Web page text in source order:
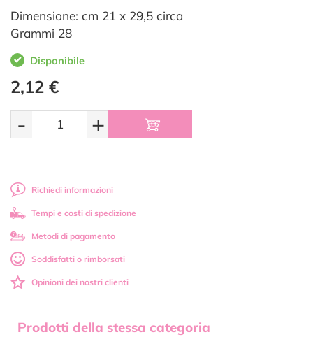
Dimensione: cm 21 x 29,5 circa
Grammi 28
Disponibile
2,12 €
- +
Richiedi informazioni
Tempi e costi di spedizione
Metodi di pagamento
Soddisfatti o rimborsati
Opinioni dei nostri clienti
Prodotti della stessa categoria